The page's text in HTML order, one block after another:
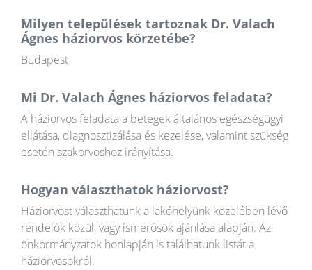
Milyen települések tartoznak Dr. Valach
Ágnes háziorvos körzetébe?
Budapest
Mi Dr. Valach Ágnes háziorvos feladata?
A háziorvos feladata a betegek általános egészségügyi
ellátása, diagnosztizálása és kezelése, valamint szükség
esetén szakorvoshoz irányítása.
Hogyan választhatok háziorvost?
Háziorvost választhatunk a lakóhelyünk közelében lévő
rendelők közül, vagy ismerősök ajánlása alapján. Az
önkormányzatok honlapján is találhatunk listát a
háziorvosokról.